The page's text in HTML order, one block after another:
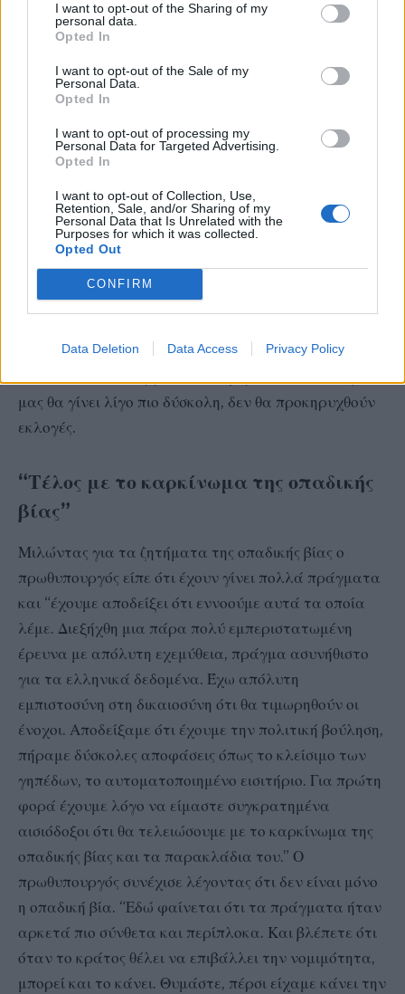
I want to opt-out of the Sharing of my
personal data.
Opted In
I want to opt-out of the Sale of my
Personal Data.
Opted In
I want to opt-out of processing my
Personal Data for Targeted Advertising.
Opted In
I want to opt-out of Collection, Use,
Retention, Sale, and/or Sharing of my
Personal Data that Is Unrelated with the
Purposes for which it was collected.
Opted Out
CONFIRM
Data Deletion Data Access Privacy Policy
θα προβληματιστούμε. Θέλουμε οι ευρωεκλογές να
εκλογές».
Οπως είπε ο πρωθυπουργός, στόχος του στις
ευρωεκλογές είναι να εκλεχθούν όσο το δυνατόν
αριθμητική την επόμενη μέρα έχει σημασία καθώς
πρέπει να διαμορφωθεί στο ευρωκοινοβούλιο μια
πλατιά συμμαχία του μέτρου και της λογικής για να
προωθηθούν οι μεγάλες αλλαγές στην Ευρώπη:
ανταγωνιστικότητα, άμυνα, αγροτικά ζητήματα”.
Αν το αποτέλεσμα των ευρωεκλογών δεν είναι τόσο
μας θα γίνει λίγο πιο δύσκολη, δεν θα προκηρυχθούν
εκλογές.
“Τέλος με το καρκίνωμα της οπαδικής
βίας”
Μιλώντας για τα ζητήματα της οπαδικής βίας ο
πρωθυπουργός είπε ότι έχουν γίνει πολλά πράγματα
και “έχουμε αποδείξει ότι εννοούμε αυτά τα οποία
λέμε. Διεξήχθη μια πάρα πολύ εμπεριστατωμένη
έρευνα με απόλυτη εχεμύθεια, πράγμα ασυνήθιστο
για τα ελληνικά δεδομένα. Έχω απόλυτη
εμπιστοσύνη στη δικαιοσύνη ότι θα τιμωρηθούν οι
ένοχοι. Αποδείξαμε ότι έχουμε την πολιτική βούληση,
πήραμε δύσκολες αποφάσεις όπως το κλείσιμο των
γηπέδων, το αυτοματοποιημένο εισιτήριο. Για πρώτη
φορά έχουμε λόγο να είμαστε συγκρατημένα
αισιόδοξοι ότι θα τελειώσουμε με το καρκίνωμα της
οπαδικής βίας και τα παρακλάδια του.” Ο
πρωθυπουργός συνέχισε λέγοντας ότι δεν είναι μόνο
η οπαδική βία. “Εδώ φαίνεται ότι τα πράγματα ήταν
αρκετά πιο σύνθετα και περίπλοκα. Και βλέπετε ότι
όταν το κράτος θέλει να επιβάλλει την νομιμότητα,
μπορεί και το κάνει. Θυμάστε, πέρσι είχαμε κάνει την